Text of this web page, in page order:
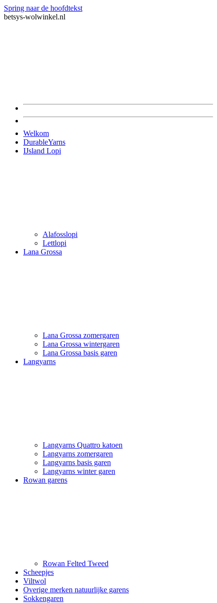
Spring naar de hoofdtekst
betsys-wolwinkel.nl
Welkom
DurableYarns
IJsland Lopi
Alafosslopi
Lettlopi
Lana Grossa
Lana Grossa zomergaren
Lana Grossa wintergaren
Lana Grossa basis garen
Langyarns
Langyarns Quattro katoen
Langyarns zomergaren
Langyarns basis garen
Langyarns winter garen
Rowan garens
Rowan Felted Tweed
Scheepjes
Viltwol
Overige merken natuurlijke garens
Sokkengaren